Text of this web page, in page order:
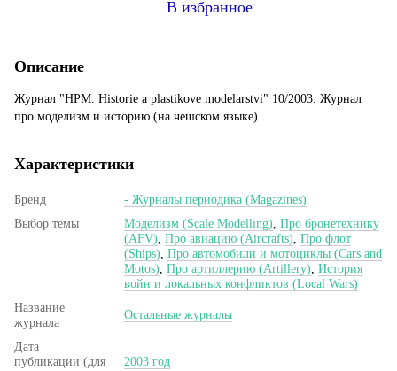
В избранное
Описание
Журнал "HPM. Historie a plastikove modelarstvi" 10/2003. Журнал
про моделизм и историю (на чешском языке)
Характеристики
Бренд
- Журналы периодика (Magazines)
Выбор темы
Моделизм (Scale Modelling) Про бронетехнику
(AFV) Про авиацию (Aircrafts) Про флот
(Ships) Про автомобили и мотоциклы (Cars and
Motos) Про артиллерию (Artillery) История
войн и локальных конфликтов (Local Wars)
Название
журнала
Остальные журналы
Дата
публикации (для
2003 год